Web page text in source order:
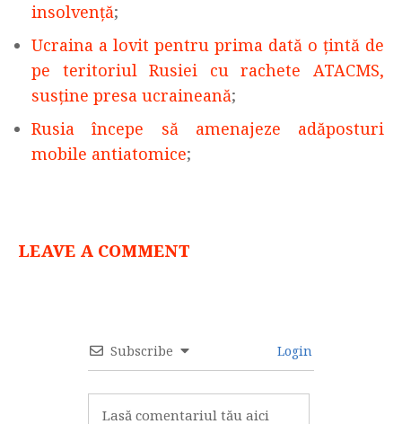
insolvență;
Ucraina a lovit pentru prima dată o ţintă de
pe teritoriul Rusiei cu rachete ATACMS,
susţine presa ucraineană;
Rusia începe să amenajeze adăposturi
mobile antiatomice;
LEAVE A COMMENT
Subscribe Login